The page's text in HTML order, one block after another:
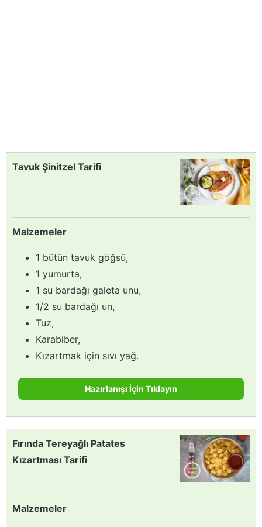
Tavuk Şinitzel Tarifi
Malzemeler
1 bütün tavuk göğsü,
1 yumurta,
1 su bardağı galeta unu,
1/2 su bardağı un,
Tuz,
Karabiber,
Kızartmak için sıvı yağ.
Hazırlanışı İçin Tıklayın
Fırında Tereyağlı Patates
Kızartması Tarifi
Malzemeler